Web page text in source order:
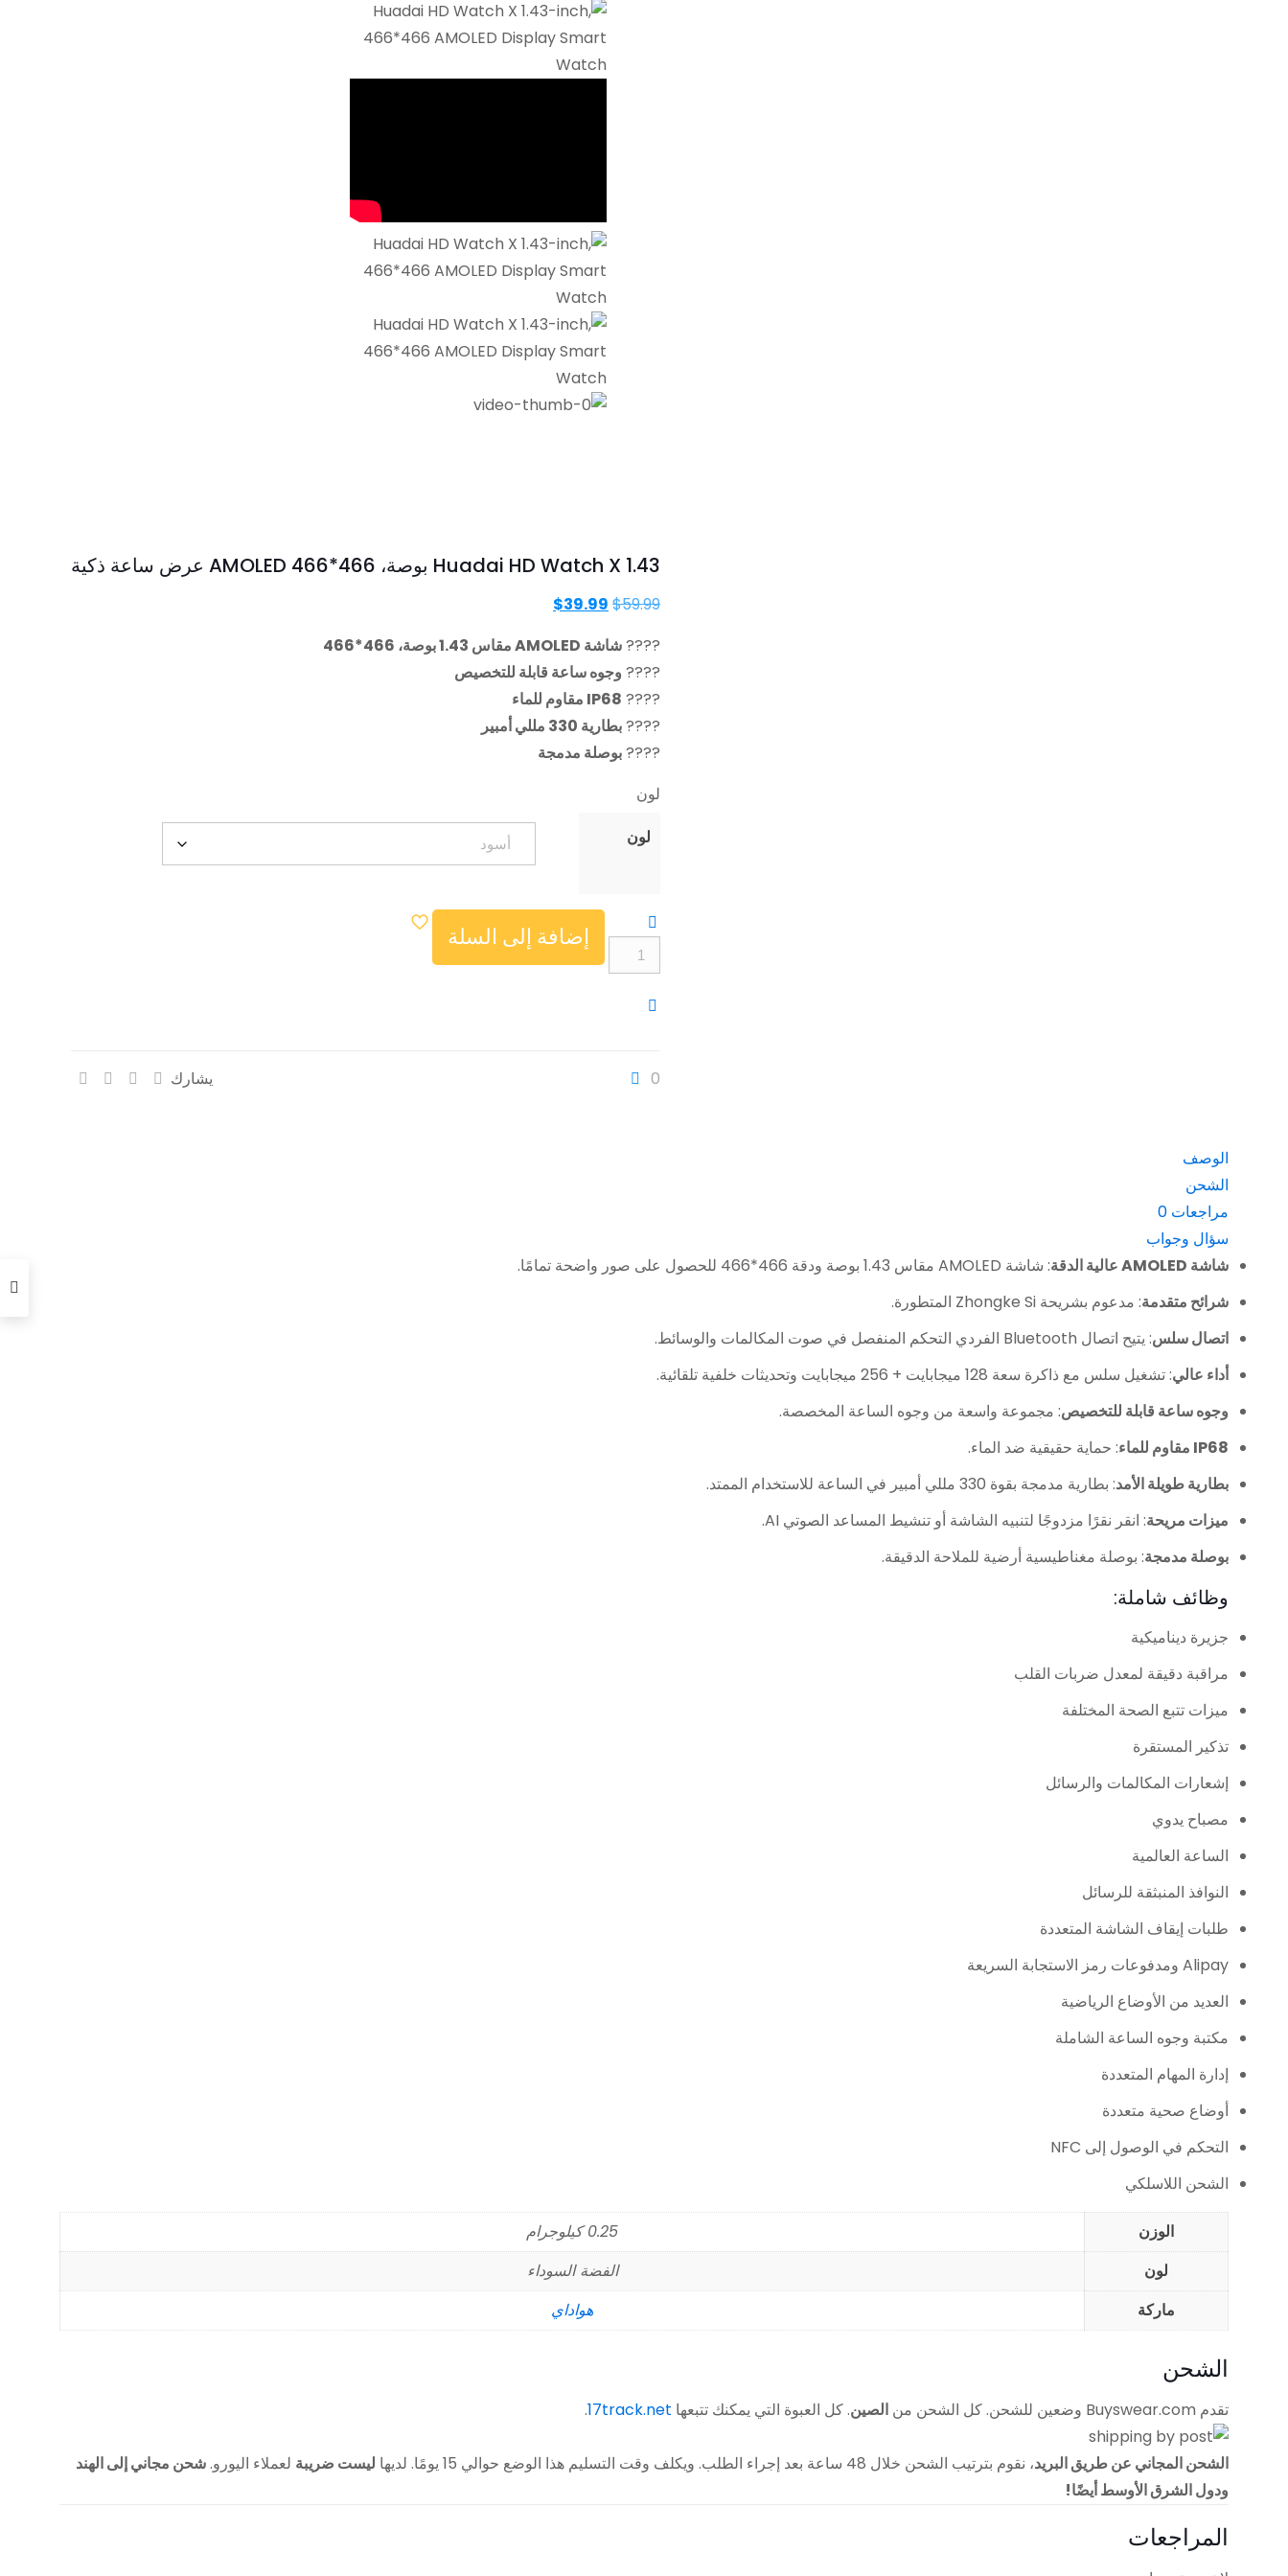
Huadai HD Watch X 1.43 بوصة، 466*466 AMOLED عرض ساعة ذكية
$59.99
السعر
هو:
$59.99.
$39.99
هو:
$39.99.
????شاشة AMOLED مقاس 1.43 بوصة، 466*466
???? وجوه ساعة قابلة للتخصيص
???? IP68 مقاوم للماء
????بطارية 330 مللي أمبير
????بوصلة مدمجة
لون
لون
كمية
Huadai
HD
1.43-
إضافة إلى السلة
يشارك 0
الوصف
الشحن
مراجعات 0
سؤال وجواب
شاشة AMOLED عالية الدقة
: شاشة AMOLED مقاس 1.43 بوصة ودقة 466*466 للحصول على صور واضحة تمامًا.
شرائح متقدمة: مدعوم بشريحة Zhongke Si المتطورة.
اتصال سلس: يتيح اتصال Bluetooth الفردي التحكم المنفصل في صوت المكالمات والوسائط.
أداء عالي: تشغيل سلس مع ذاكرة سعة 128 ميجابايت + 256 ميجابايت وتحديثات خلفية تلقائية.
وجوه ساعة قابلة للتخصيص: مجموعة واسعة من وجوه الساعة المخصصة.
IP68 مقاوم للماء
: حماية حقيقية ضد الماء.
بطارية طويلة الأمد: بطارية مدمجة بقوة 330 مللي أمبير في الساعة للاستخدام الممتد.
ميزات مريحة: انقر نقرًا مزدوجًا لتنبيه الشاشة أو تنشيط المساعد الصوتي AI.
بوصلة مدمجة: بوصلة مغناطيسية أرضية للملاحة الدقيقة.
وظائف شاملة:
جزيرة ديناميكية
مراقبة دقيقة لمعدل ضربات القلب
ميزات تتبع الصحة المختلفة
تذكير المستقرة
إشعارات المكالمات والرسائل
مصباح يدوي
الساعة العالمية
النوافذ المنبثقة للرسائل
طلبات إيقاف الشاشة المتعددة
Alipay ومدفوعات رمز الاستجابة السريعة
العديد من الأوضاع الرياضية
مكتبة وجوه الساعة الشاملة
إدارة المهام المتعددة
أوضاع صحية متعددة
التحكم في الوصول إلى NFC
الشحن اللاسلكي
الوزن
0.25 كيلوجرام
لون
الفضة السوداء
ماركة
هواداي
الشحن
تقدم Buyswear.com وضعين للشحن. كل الشحن من الصين. كل العبوة التي يمكنك تتبعها 17track.net
.
الشحن المجاني عن طريق البريد، نقوم بترتيب الشحن خلال 48 ساعة بعد إجراء الطلب. ويكلف وقت التسليم هذا الوضع حوالي 15 يومًا. لديها ليست ضريبة لعملاء اليورو.شحن مجاني إلى الهند
ودول الشرق الأوسط أيضًا!
المراجعات